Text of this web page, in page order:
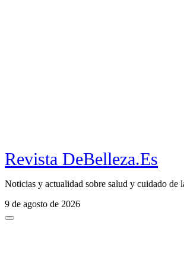
Revista DeBelleza.Es
Noticias y actualidad sobre salud y cuidado de
9 de agosto de 2026